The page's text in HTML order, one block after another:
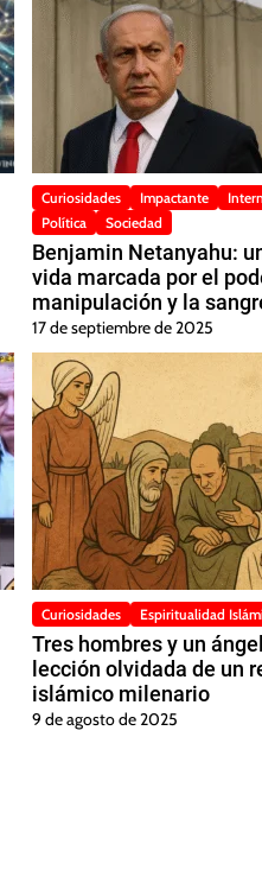
Curiosidades Impactante
Política
Sociedad
Benjamin Netanyahu:
vida marcada por el
manipulación y la
17 de septiembre de 2025
Curiosidades Espiritualidad
Tres hombres y un
lección olvidada de un
islámico milenario
9 de agosto de 2025